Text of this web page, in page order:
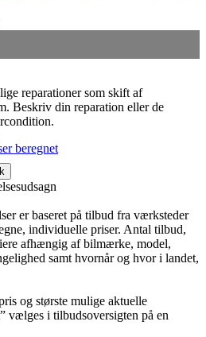
reparationer som skift af
Beskriv din reparation eller de
beregnet
er baseret på tilbud fra værksteder
individuelle priser. Antal tilbud,
afhængig af bilmærke, model,
samt hvornår og hvor i landet,
og største mulige aktuelle
vælges i tilbudsoversigten på en